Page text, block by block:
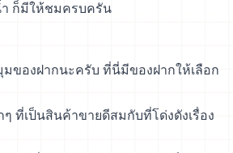
ำ ก็มีให้ชมครบครัน
ของฝากนะครับ ที่นี่มีของฝากให้เลือก
ที่เป็นสินค้าขายดีสมกับที่โด่งดังเรื่อง